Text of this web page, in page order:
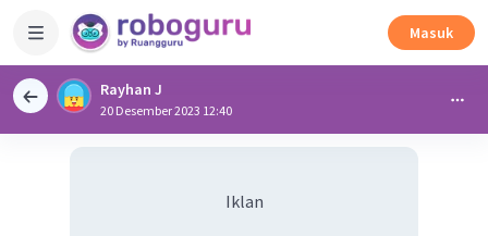
Masuk
Rayhan J
20 Desember 2023 12:40
Iklan